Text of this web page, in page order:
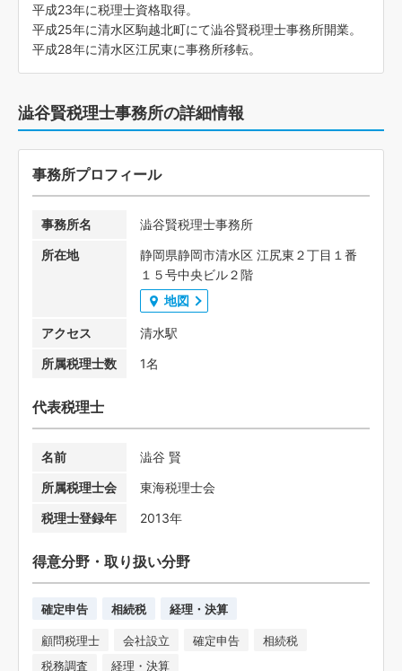
平成23年に税理士資格取得。
平成25年に清水区駒越北町にて澁谷賢税理士事務所開業。
平成28年に清水区江尻東に事務所移転。
澁谷賢税理士事務所の詳細情報
事務所プロフィール
事務所名
澁谷賢税理士事務所
所在地
静岡県静岡市清水区 江尻東２丁目１番
１５号中央ビル２階
地図
アクセス
清水駅
所属税理士数
1名
代表税理士
名前
澁谷 賢
所属税理士会
東海税理士会
税理士登録年
2013年
得意分野・取り扱い分野
確定申告 相続税 経理・決算
顧問税理士 会社設立 確定申告
相続税
税務調査
経理・決算